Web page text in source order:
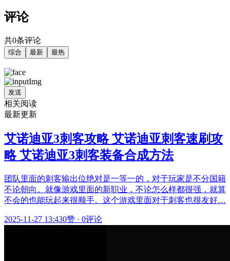
评论
共0条评论
综合 最新 最热
发送
相关阅读
最新更新
艾诺迪亚3刺客攻略 艾诺迪亚刺客速刷攻
略 艾诺迪亚3刺客装备合成方法
团队里面的刺客输出位绝对是一等一的，对于玩家是不分国籍
不论朝向。就像游戏里面的新职业，不论怎么样都很强，就算
不会的也能玩起来很顺手。这个游戏里面对于刺客也很友好…
2025-11-27 13:430赞 · 0评论